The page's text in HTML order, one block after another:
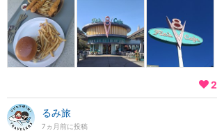
2
るみ旅
7ヵ月前に投稿